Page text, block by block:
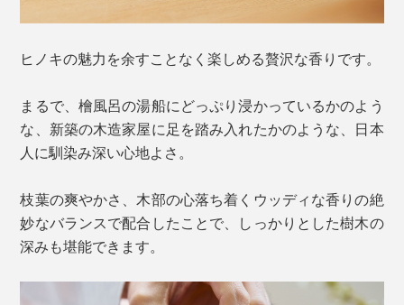
ヒノキの魅力を余すことなく楽しめる贅沢な香りです。
まるで、檜風呂の湯船にどっぷり浸かっているかのよう
な、新築の木造家屋に足を踏み入れたかのような、日本
人に馴染み深い心地よさ。
枝葉の爽やかさ、木部の心落ち着くウッディな香りの絶
妙なバランスで配合したことで、しっかりとした樹木の
深みも堪能できます。